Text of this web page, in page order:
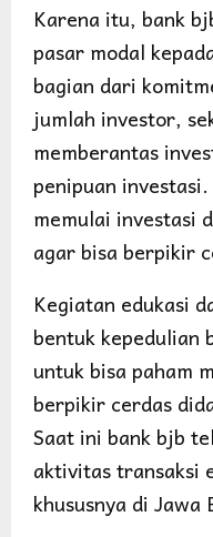
Karena itu, bank
pasar modal
bagian dari
jumlah investor,
memberantas
penipuan
memulai investasi
agar bisa berpikir
Kegiatan edukasi
bentuk kepedulian
untuk bisa paham
berpikir cerdas
Saat ini bank bjb
aktivitas transaksi
khususnya di